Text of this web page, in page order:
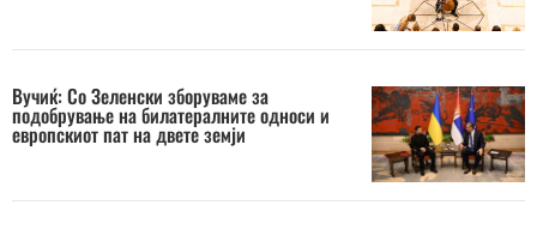
Вучиќ: Со Зеленски зборуваме за
подобрување на билатералните односи и
европскиот пат на двете земји